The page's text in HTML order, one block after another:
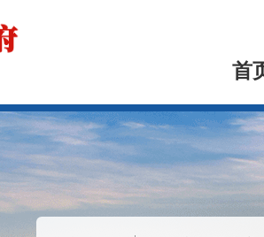
首